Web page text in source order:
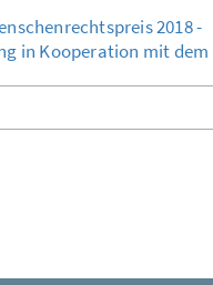
2018 -
in Kooperation mit dem